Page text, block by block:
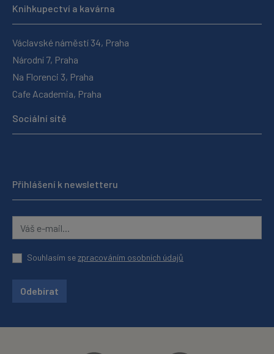
Knihkupectví a kavárna
Václavské náměstí 34, Praha
Národní 7, Praha
Na Florenci 3, Praha
Cafe Academia, Praha
Sociální sítě
Přihlášení k newsletteru
Souhlasím sezpracováním osobních údajů
Odebírat